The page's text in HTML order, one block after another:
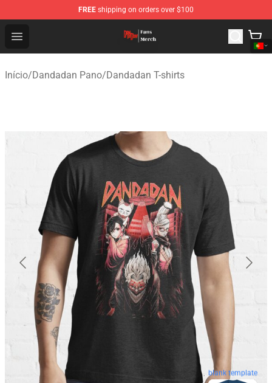
FREE shipping on orders over $100
Open menu
Dandadan Shop - Official Dandadan Merchandise Store
Início/Dandadan Pano/Dandadan T-shirts
blank template